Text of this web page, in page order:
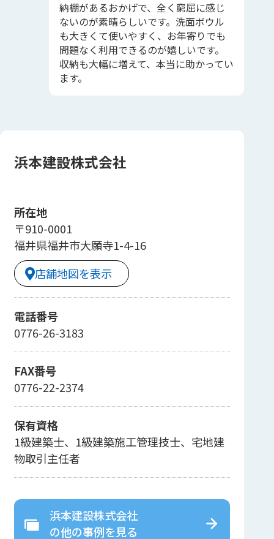
納棚があるおかげで、全く窮屈に感じ
ないのが素晴らしいです。洗面ボウル
も大きくて使いやすく、お年寄りでも
問題なく利用できるのが嬉しいです。
収納も大幅に増えて、本当に助かってい
ます。
浜本建設株式会社
所在地
〒910-0001
福井県福井市大願寺1-4-16
店舗地図を表示
電話番号
0776-26-3183
FAX番号
0776-22-2374
保有資格
1級建築士、1級建築施工管理技士、宅地建
物取引主任者
浜本建設株式会社
の他の事例を見る